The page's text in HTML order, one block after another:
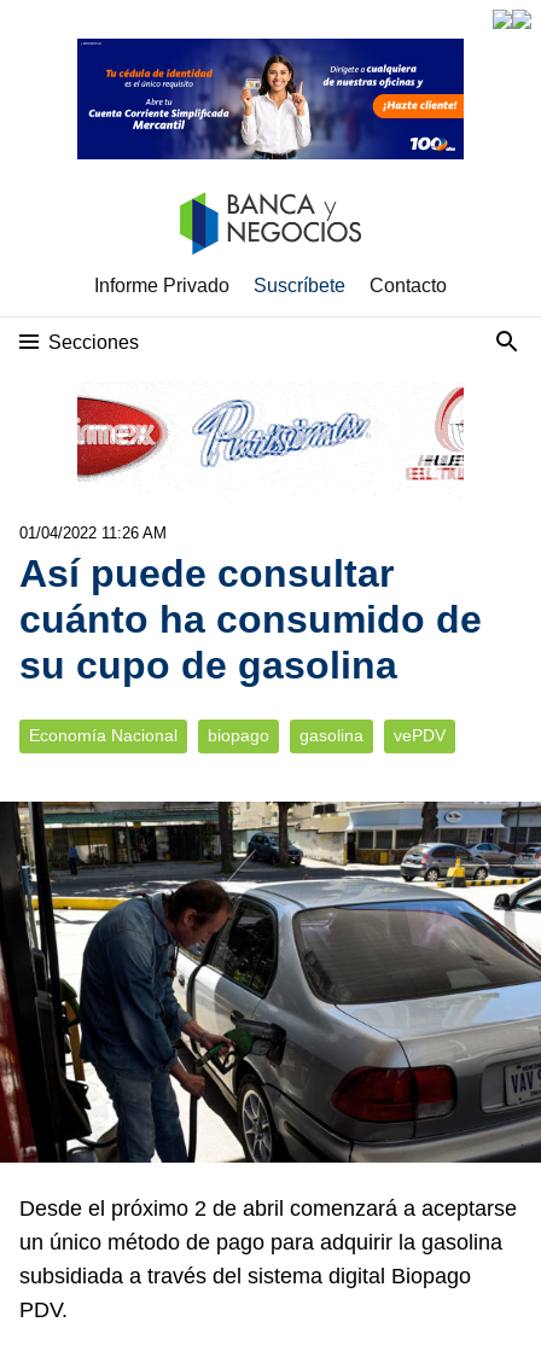
Informe Privado Suscríbete Contacto
Secciones
01/04/2022 11:26 AM
Así puede consultar
cuánto ha consumido de
su cupo de gasolina
Economía Nacional biopago gasolina vePDV
Desde el próximo 2 de abril comenzará a aceptarse
un único método de pago para adquirir la gasolina
subsidiada a través del sistema digital Biopago
PDV.